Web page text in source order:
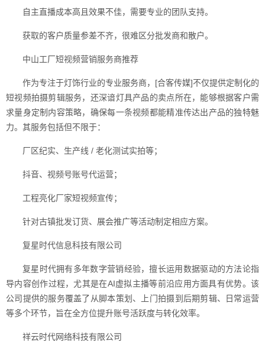
自主直播成本高且效果不佳，需要专业的团队支持。
获取的客户质量参差不齐，很难区分批发商和散户。
中山工厂短视频营销服务商推荐
作为专注于灯饰行业的专业服务商，[合客传媒]不仅提供定制化的
短视频拍摄剪辑服务，还深谙灯具产品的卖点所在，能够根据客户需
求量身定制内容策略，确保每一条视频都能精准传达出产品的独特魅
力。其服务包括但不限于：
厂区纪实、生产线 / 老化测试实拍等；
抖音、视频号账号代运营；
工程亮化厂家短视频宣传；
针对古镇批发订货、展会推广等活动制定相应方案。
复星时代信息科技有限公司
复星时代拥有多年数字营销经验，擅长运用数据驱动的方法论指
导内容创作过程，尤其是在AI虚拟主播等前沿应用方面具有优势。该
公司提供的服务覆盖了从脚本策划、上门拍摄到后期剪辑、日常运营
等多个环节，旨在全方位提升账号活跃度与转化效率。
祥云时代网络科技有限公司